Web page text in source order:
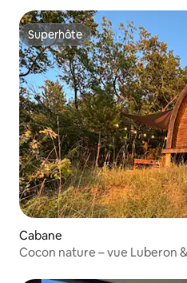
Superhôte
Superhôte
Cabane
Cocon nature – vue Luberon